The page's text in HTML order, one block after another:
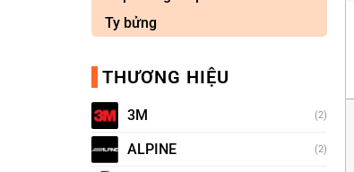
Ty bửng
THƯƠNG HIỆU
3M (2)
ALPINE (2)